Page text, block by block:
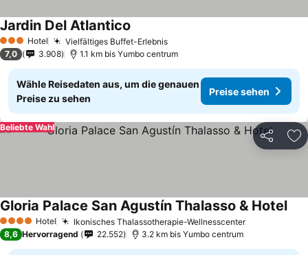
3 SterneHotel Vielfältiges Buffet-ErlebnisPreise sehen
Jardin Del Atlantico
7,0 3.908 1.1 km bis Yumbo centrum
Wähle Reisedaten aus, um die genauen
Preise zu sehen
Preise sehen
Teilen
Beliebte Wahl
4 Sterne Hotel Ikonisches Thalassotherapie-WellnesscenterPreise
Gloria Palace San Agustín Thalasso & Hotel
8,6 Hervorragend 22.552 3.2 km bis Yumbo centrum